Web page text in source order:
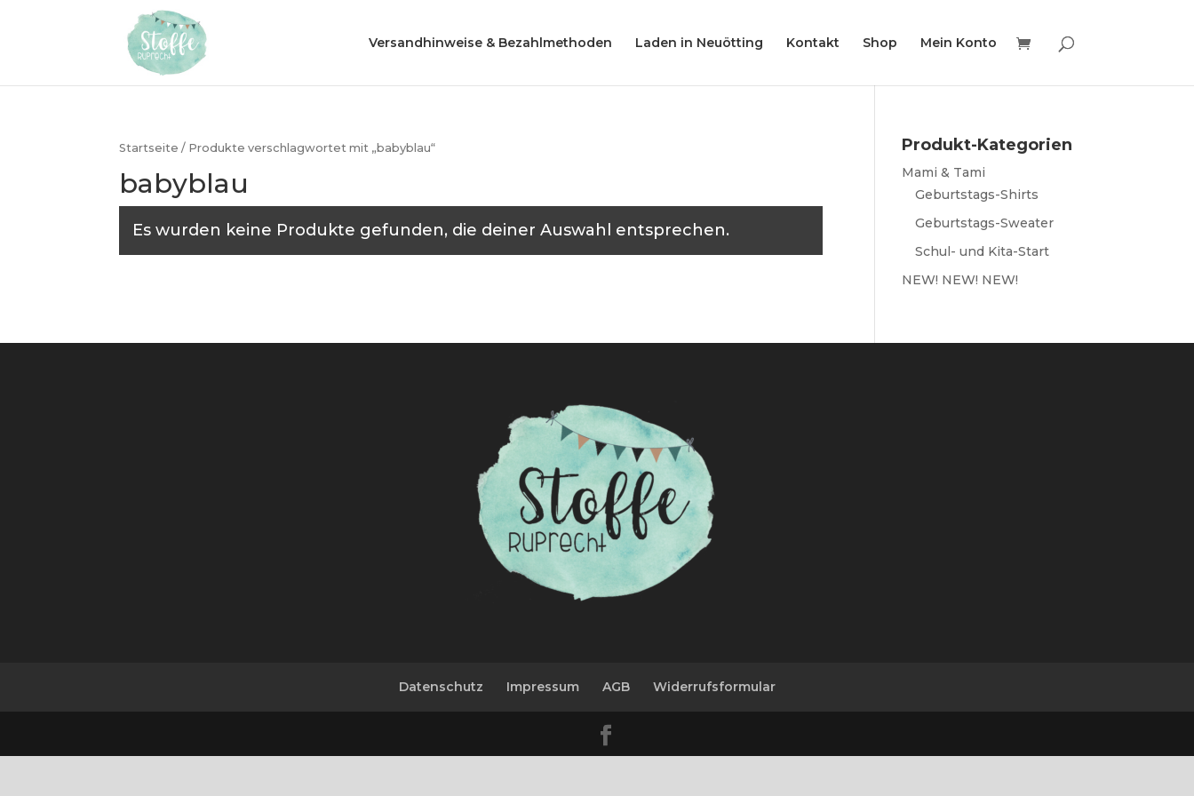
Versandhinweise & Bezahlmethoden Laden in Neuötting Kontakt Shop Mein Konto
Startseite / Produkte verschlagwortet mit „babyblau“
babyblau
Es wurden keine Produkte gefunden, die deiner Auswahl entsprechen.
Produkt-Kategorien
Mami & Tami
Geburtstags-Shirts
Geburtstags-Sweater
Schul- und Kita-Start
NEW! NEW! NEW!
Datenschutz Impressum AGB Widerrufsformular